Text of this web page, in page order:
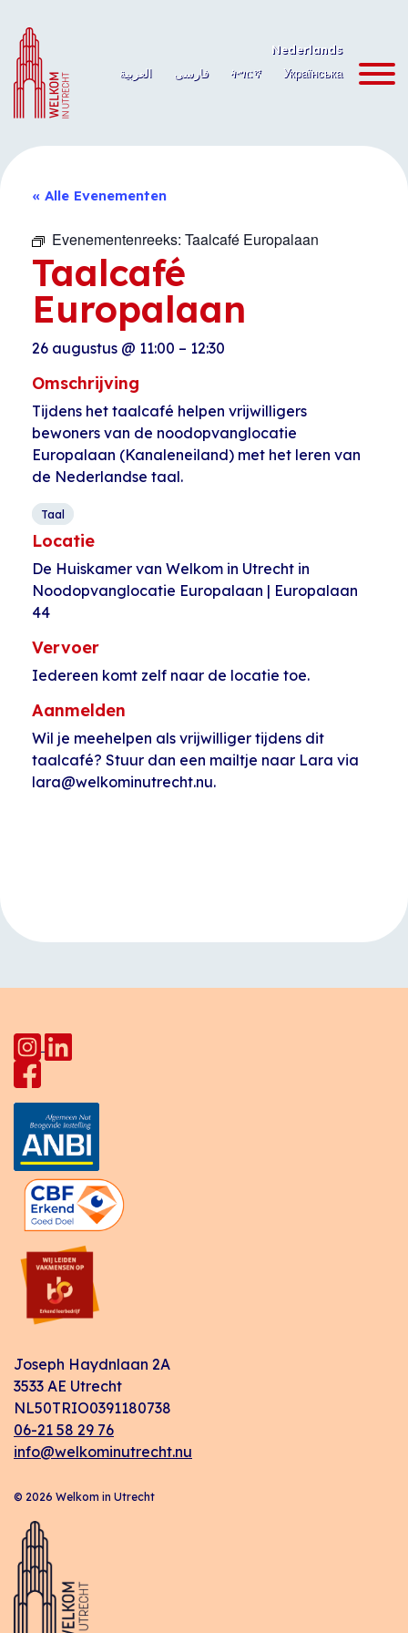
naar
de
inhoud
Nederlands
العربية
فارسی ትግርኛ Українська
« Alle Evenementen
Evenementenreeks: Taalcafé Europalaan
Taalcafé
Europalaan
26 augustus @ 11:00 – 12:30
Omschrijving
Tijdens het taalcafé helpen vrijwilligers
bewoners van de noodopvanglocatie
Europalaan (Kanaleneiland) met het leren van
de Nederlandse taal.
Taal
Locatie
De Huiskamer van Welkom in Utrecht in
Noodopvanglocatie Europalaan | Europalaan
44
Vervoer
Iedereen komt zelf naar de locatie toe.
Aanmelden
Wil je meehelpen als vrijwilliger tijdens dit
taalcafé? Stuur dan een mailtje naar Lara via
lara@welkominutrecht.nu.
Joseph Haydnlaan 2A
3533 AE Utrecht
NL50TRIO0391180738
06-21 58 29 76
info@welkominutrecht.nu
© 2026 Welkom in Utrecht